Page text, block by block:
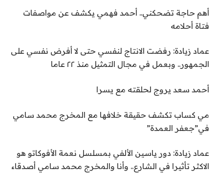
أهم حاجة تضحكني.. أحمد فهمي يكشف عن مواصفات
فتاة أحلامه
عماد زيادة: رفضت الانتاج لنفسي حتى لا أفرض نفسي على
الجمهور.. وبعمل في مجال التمثيل منذ ٢٢ عاما
أحمد سعد يروج لحلقته مع يسرا
مي كساب تكشف حقيقة خلافها مع المخرج محمد سامي
في”جعفر العمدة”
عماد زيادة: دور ياسين الألفي بمسلسل نعمة الأفوكاتو هو
الاكثر تأثيرا في الشارع.. وأنا والمخرج محمد سامي أصدقاء